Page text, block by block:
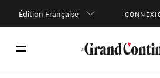
Édition Française